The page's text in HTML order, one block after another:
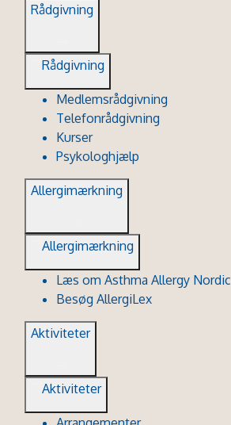
Rådgivning
Rådgivning
Medlemsrådgivning
Telefonrådgivning
Kurser
Psykologhjælp
Allergimærkning
Allergimærkning
Læs om Asthma Allergy Nordic
Besøg AllergiLex
Aktiviteter
Aktiviteter